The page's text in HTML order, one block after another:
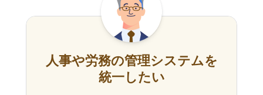
人事や労務の管理システムを
統一したい